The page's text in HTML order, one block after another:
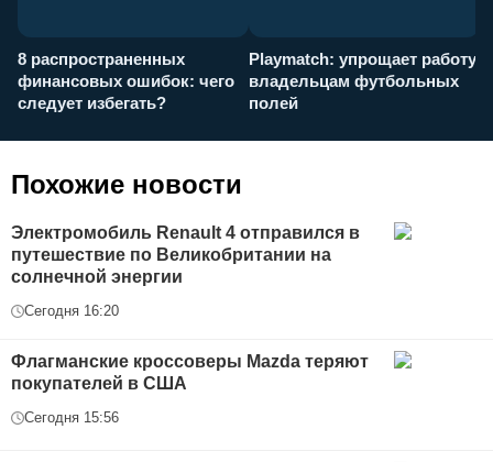
8 распространенных
финансовых ошибок: чего
следует избегать?
Playmatch: упрощает работу
владельцам футбольных
полей
Похожие новости
Электромобиль Renault 4 отправился в
путешествие по Великобритании на
солнечной энергии
Сегодня 16:20
Флагманские кроссоверы Mazda теряют
покупателей в США
Сегодня 15:56